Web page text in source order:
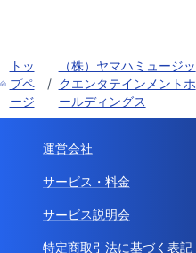
トッ
プペ
ージ
/
（株）ヤマハミュージッ
クエンタテインメントホ
ールディングス
運営会社
サービス・料金
サービス説明会
特定商取引法に基づく表記